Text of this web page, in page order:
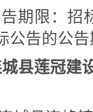
期限：招
公告的公
县莲冠建